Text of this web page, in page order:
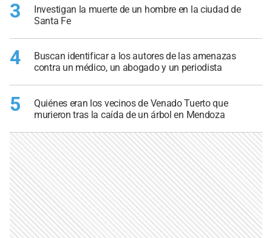
3
Investigan la muerte de un hombre en la ciudad de
Santa Fe
4
Buscan identificar a los autores de las amenazas
contra un médico, un abogado y un periodista
5
Quiénes eran los vecinos de Venado Tuerto que
murieron tras la caída de un árbol en Mendoza